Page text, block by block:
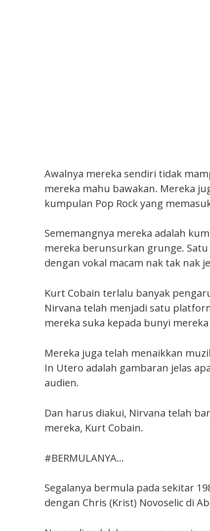
Awalnya mereka sendiri tidak
mereka mahu bawakan. Mereka
kumpulan Pop Rock yang
Sememangnya mereka adalah
mereka berunsurkan grunge.
dengan vokal macam nak tak nak
Kurt Cobain terlalu banyak
Nirvana telah menjadi satu
mereka suka kepada bunyi
Mereka juga telah menaikkan
In Utero adalah gambaran jelas
audien.
Dan harus diakui, Nirvana telah
mereka, Kurt Cobain.
#BERMULANYA…
Segalanya bermula pada sekitar
dengan Chris (Krist) Novoselic di